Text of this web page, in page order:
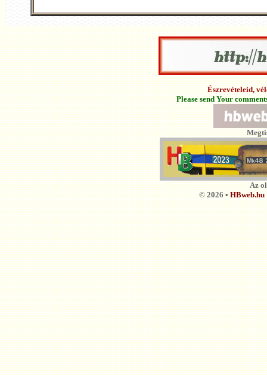
Észrevételeid,
Please send Your
Az
© 2026 •HBweb.hu